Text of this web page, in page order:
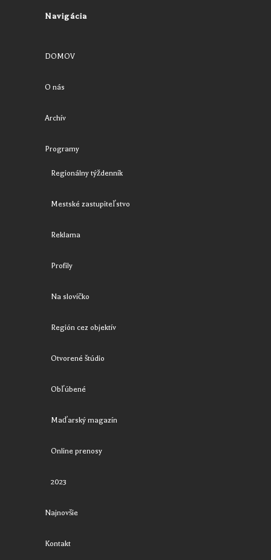
Navigácia
DOMOV
O nás
Archív
Programy
Regionálny týždenník
Mestské zastupiteľstvo
Reklama
Profily
Na slovíčko
Región cez objektív
Otvorené štúdio
Obľúbené
Maďarský magazín
Online prenosy
2023
Najnovšie
Kontakt